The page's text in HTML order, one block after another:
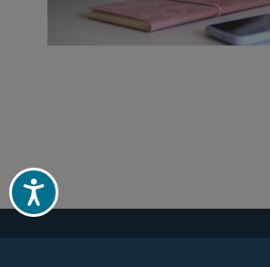
Acessibilidade